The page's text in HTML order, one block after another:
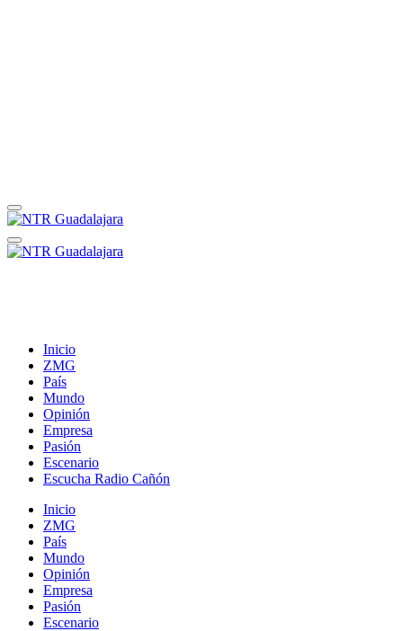
Inicio
ZMG
País
Mundo
Opinión
Empresa
Pasión
Escenario
Escucha Radio Cañón
Inicio
ZMG
País
Mundo
Opinión
Empresa
Pasión
Escenario